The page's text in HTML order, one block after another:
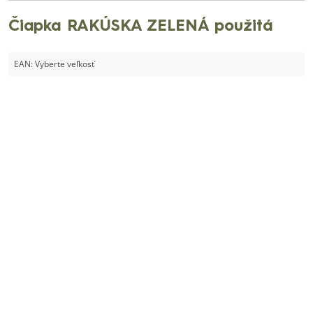
Čiapka RAKÚSKA ZELENÁ použitá
EAN:Vyberte veľkosť